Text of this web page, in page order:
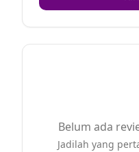
Belum ada
Jadilah yang